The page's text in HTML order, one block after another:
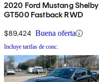
2020 Ford Mustang Shelby
GT500 Fastback RWD
$89,424 Buena oferta
Incluye tarifas de conc.